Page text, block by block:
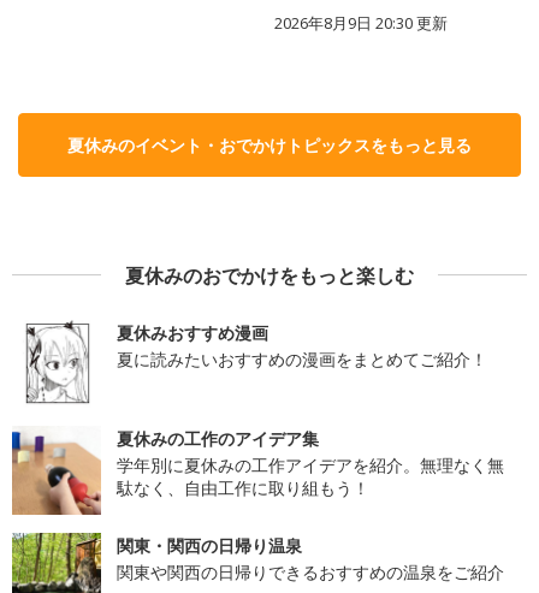
2026年8月9日 20:30更新
夏休みのイベント・おでかけトピックスをもっと見る
夏休みのおでかけをもっと楽しむ
夏休みおすすめ漫画
夏に読みたいおすすめの漫画をまとめてご紹介！
夏休みの工作のアイデア集
学年別に夏休みの工作アイデアを紹介。無理なく無
駄なく、自由工作に取り組もう！
関東・関西の日帰り温泉
関東や関西の日帰りできるおすすめの温泉をご紹介